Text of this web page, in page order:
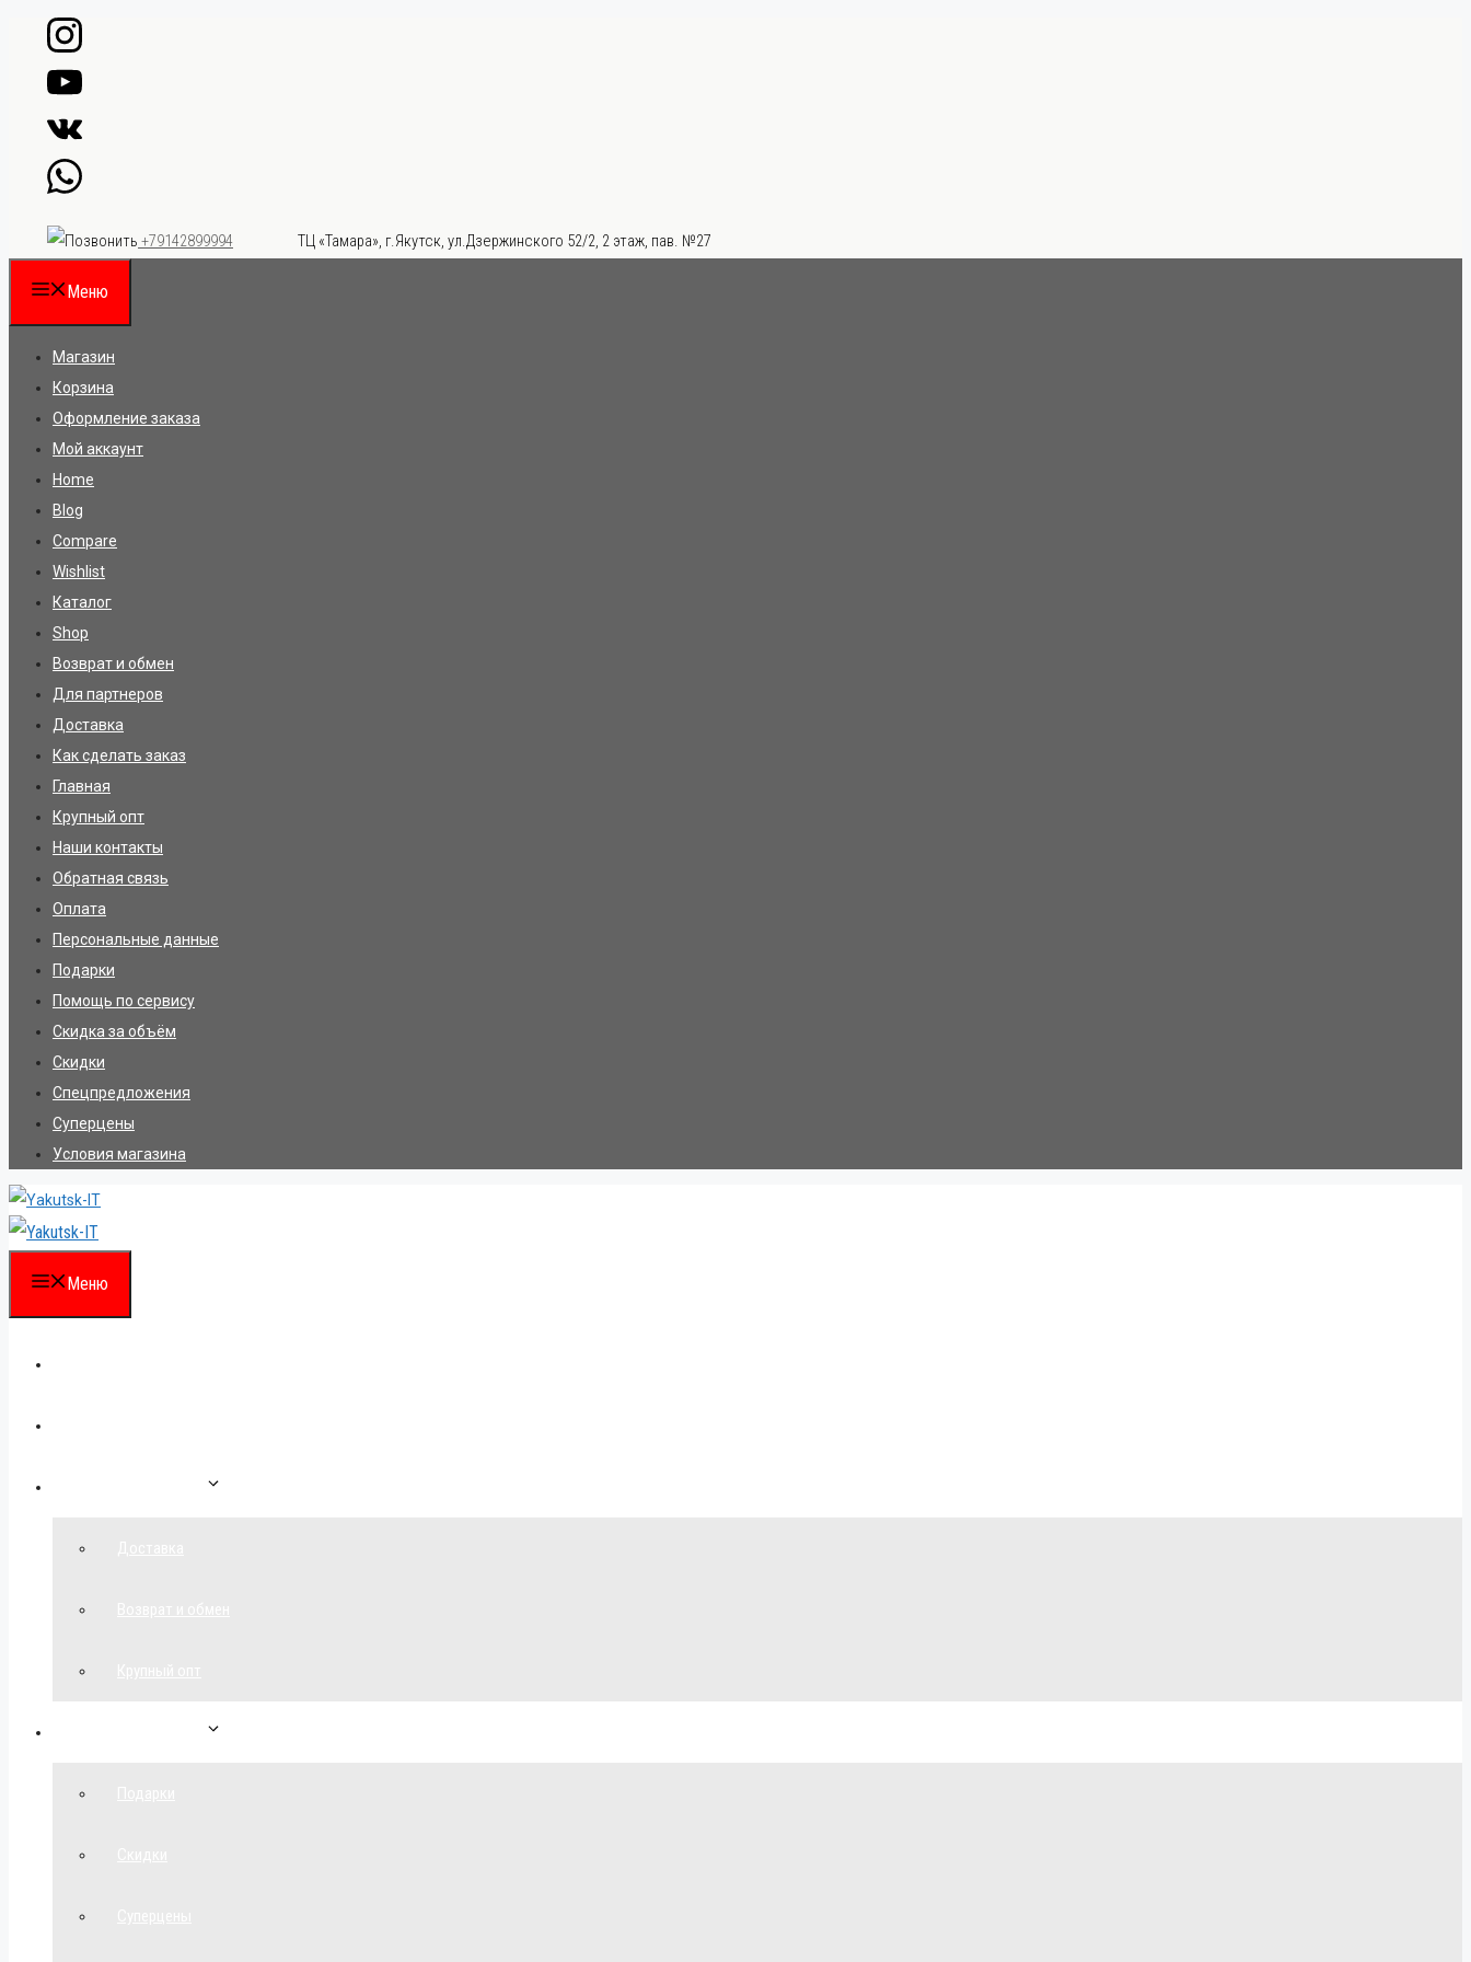
Перейти
содержимому
+79142899994 ТЦ «Тамара», г.Якутск, ул.Дзержинского 52/2, 2 этаж, пав. №27
Меню
Магазин
Корзина
Оформление заказа
Мой аккаунт
Home
Blog
Compare
Wishlist
Каталог
Shop
Возврат и обмен
Для партнеров
Доставка
Как сделать заказ
Главная
Крупный опт
Наши контакты
Обратная связь
Оплата
Персональные данные
Подарки
Помощь по сервису
Скидка за объём
Скидки
Спецпредложения
Суперцены
Условия магазина
Меню